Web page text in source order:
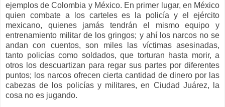
ejemplos de Colombia y México. En primer lugar, en México
quien combate a los carteles es la policía y el ejército
mexicano, quienes jamás tendrán el mismo equipo y
entrenamiento militar de los gringos; y ahí los narcos no se
andan con cuentos, son miles las víctimas asesinadas,
tanto policías como soldados, que torturan hasta morir, a
otros los descuartizan para regar sus partes por diferentes
puntos; los narcos ofrecen cierta cantidad de dinero por las
cabezas de los policías y militares, en Ciudad Juárez, la
cosa no es jugando.